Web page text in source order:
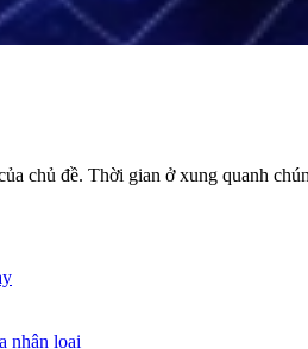
chủ đề. Thời gian ở xung quanh
nhân loại